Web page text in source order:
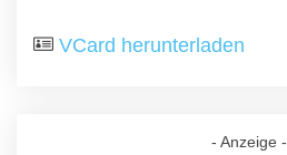
VCard herunterladen
- Anzeige -